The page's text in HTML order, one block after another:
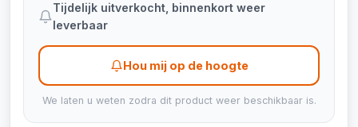
Tijdelijk uitverkocht, binnenkort weer
leverbaar
Hou mij op de hoogte
We laten u weten zodra dit product weer beschikbaar is.